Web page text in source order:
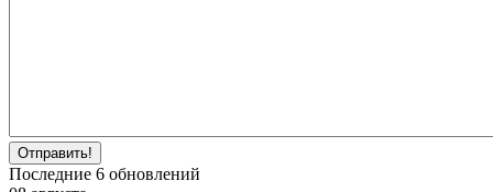
Отправить!
Последние 6 обновлений